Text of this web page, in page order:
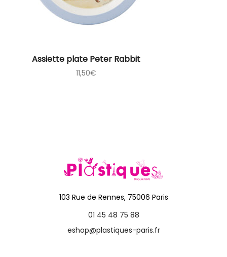
Assiette plate Peter Rabbit
11,50€
103 Rue de Rennes, 75006 Paris
01 45 48 75 88
eshop@plastiques-paris.fr